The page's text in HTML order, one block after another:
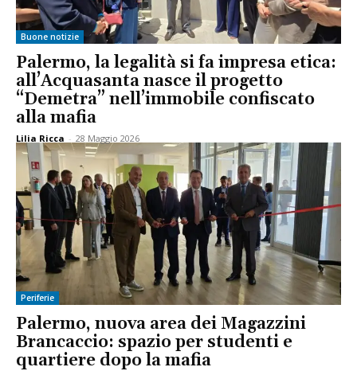
Buone notizie
Palermo, la legalità si fa impresa etica:
all’Acquasanta nasce il progetto
“Demetra” nell’immobile confiscato
alla mafia
Lilia Ricca - 28 Maggio 2026
Periferie
Palermo, nuova area dei Magazzini
Brancaccio: spazio per studenti e
quartiere dopo la mafia